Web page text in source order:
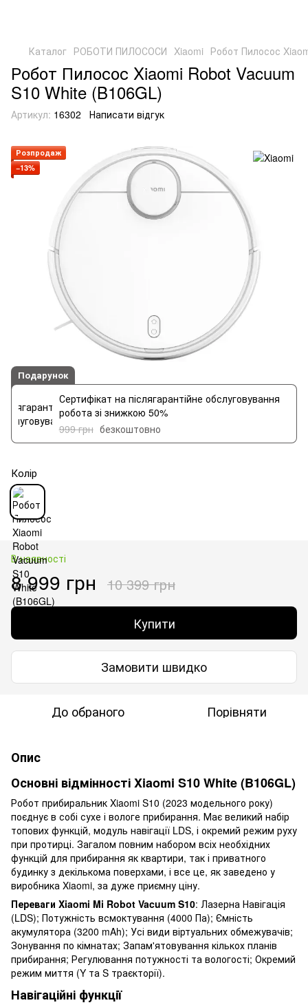
Каталог РОБОТИ ПИЛОСОСИ Xiaomi Робот Пилосос
Робот Пилосос Xiaomi Robot Vacuum
S10 White (B106GL)
Артикул: 16302 Написати відгук
Розпродаж
−13%
Подарунок
Сертифікат на післягарантійне обслуговування
робота зі знижкою 50%
999 грн безкоштовно
Колір
В наявності
8 999 грн 10 399 грн
Купити
Замовити швидко
До обраного Порівняти
Опис
Основні відмінності Xiaomi S10 White (B106GL)
Робот прибиральник Xiaomi S10 (2023 модельного року)
поєднує в собі сухе і вологе прибирання. Має великий набір
топових функцій, модуль навігації LDS, і окремий режим руху
при протирці. Загалом повним набором всіх необхідних
функцій для прибирання як квартири, так і приватного
будинку з декількома поверхами, і все це, як заведено у
виробника Xiaomi, за дуже приємну ціну.
Переваги Xiaomi Mi Robot Vacuum S10: Лазерна Навігація
(LDS); Потужність всмоктування (4000 Па); Ємність
акумулятора (3200 mAh); Усі види віртуальних обмежувачів;
Зонування по кімнатах; Запам'ятовування кількох планів
прибирання; Регулювання потужності та вологості; Окремий
режим миття (Y та S траєкторії).
Навігаційні функції